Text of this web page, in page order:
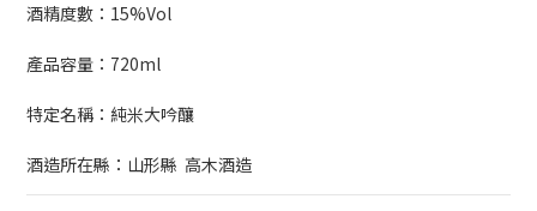
酒精度數：15%Vol
產品容量：720ml
特定名稱：純米大吟釀
酒造所在縣：山形縣  高木酒造